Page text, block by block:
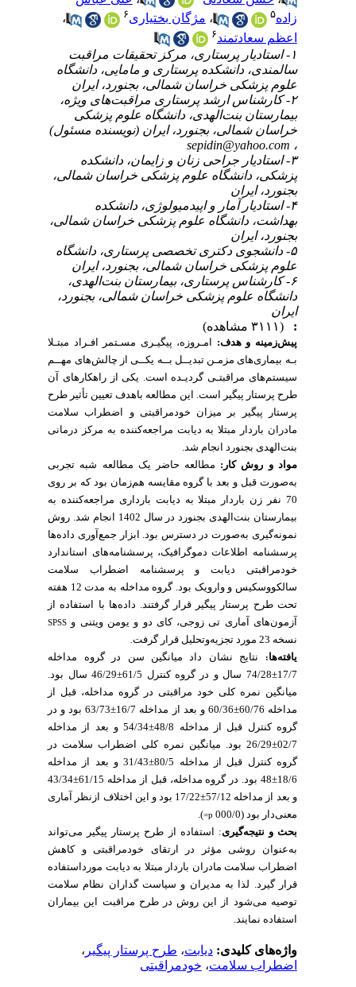
زاده
،مژگان بختیاری
،
اعظم سعادتمند۶
۱- استادیار پرستاری، مرکز تحقیقات مراقبت
سالمندی، دانشکده پرستاری و مامایی، دانشگاه
علوم پزشکی خراسان شمالی، بجنورد، ایران
۲- کارشناس ارشد پرستاری مراقبت‌های ویژه،
بیمارستان بنت‌الهدی، دانشگاه علوم پزشکی
خراسان شمالی، بجنورد، ایران (نویسنده مسئول)
sepidin@yahoo.com
۳- استادیار جراحی زنان و زایمان، دانشکده
پزشکی، دانشگاه علوم پزشکی خراسان شمالی،
بجنورد، ایران
۴- استادیار آمار و اپیدمیولوژی، دانشکده
بهداشت، دانشگاه علوم پزشکی خراسان شمالی،
بجنورد، ایران
۵- دانشجوی دکتری تخصصی پرستاری، دانشگاه
علوم پزشکی خراسان شمالی، بجنورد، ایران
۶- کارشناس پرستاری، بیمارستان بنت‌الهدی،
دانشگاه علوم پزشکی خراسان شمالی، بجنورد،
ایران
پیش‌زمینه و هدف:امـروزه، پیگیـری مسـتمر افـراد مبتـلا
بـه بیماری‌های مزمـن تبدیــل بــه یکــی از چالش‌های مهــم
سیستم‌های مراقبتـی گردیـده است. یکی از راهکارهای آن
طرح پرستار پیگیر است. این مطالعه باهدف تعیین تأثیر طرح
پرستار پیگیر بر میزان خودمراقبتی و اضطراب سلامت
مادران باردار مبتلا به دیابت مراجعه‌کننده به مرکز درمانی
بنت‌الهدی بجنورد انجام شد.
مواد و روش کار:
مطالعه حاضر یک مطالعه شبه تجربی
به‌صورت قبل و بعد با گروه مقایسه هم‌زمان بود که بر روی
70 نفر زن باردار مبتلا به دیابت بارداری مراجعه‌کننده به
بیمارستان بنت‌الهدی بجنورد در سال 1402 انجام شد. روش
نمونه‌گیری به‌صورت در دسترس بود. ابزار جمع‌آوری داده‌ها
پرسشنامه اطلاعات دموگرافیک، پرسشنامه‌های استاندارد
خودمراقبتی دیابت و پرسشنامه اضطراب سلامت
سالکووسکیس و وارویک بود. گروه مداخله به مدت 12 هفته
تحت طرح پرستار پیگیر قرار گرفتند. داده‌ها با استفاده از
آزمون‌های آماری تی زوجی، کای دو و یومن ویتنی و SPSS
نسخه 23 مورد تجزیه‌وتحلیل قرار گرفت .
یافته‌ها:نتایج نشان داد میانگین سن در گروه مداخله
17/7±74/28 سال و در گروه کنترل 61/5±46/29 سال بود.
میانگین نمره کلی خود مراقبتی در گروه مداخله، قبل از
مداخله 60/76±60/36 و بعد از مداخله 16/7±63/73 بود و در
گروه کنترل قبل از مداخله 48/8±54/34 و بعد از مداخله
02/7±26/29 بود. میانگین نمره کلی اضطراب سلامت در
گروه کنترل قبل از مداخله 80/5±31/43 و بعد از مداخله
18/6±48 بود. در گروه مداخله، قبل از مداخله 61/15±43/34
و بعد از مداخله 57/12±17/22 بود و این اختلاف ازنظر آماری
معنی‌دار بود (000/0
p=
).
بحث و نتیجه‌گیری : استفاده از طرح پرستار پیگیر می‌تواند
به‌عنوان روشی مؤثر در ارتقای خودمراقبتی و کاهش
اضطراب سلامت مادران باردار مبتلا به دیابت مورداستفاده
قرار گیرد. لذا به مدیران و سیاست گداران نظام سلامت
توصیه می‌شود از این روش در طرح مراقبت این بیماران
استفاده نمایند.
واژه‌های کلیدی:دیابت،طرح پرستار پیگیر،
اضطراب سلامت،خودمراقبتی